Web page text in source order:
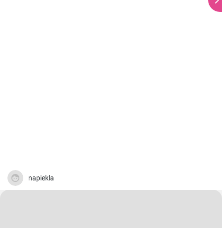
napiekla